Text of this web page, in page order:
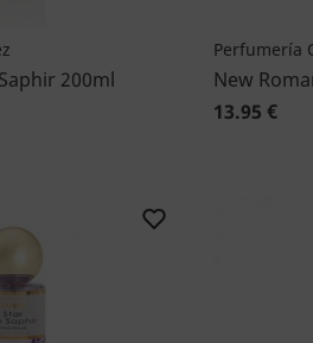
200ml
Perfumería
New
13.95 €